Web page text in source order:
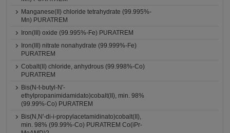
Manganese(II) chloride tetrahydrate (99.995%-
Mn) PURATREM
Iron(III) oxide (99.995%-Fe) PURATREM
Iron(III) nitrate nonahydrate (99.999%-Fe)
PURATREM
Cobalt(II) chloride, anhydrous (99.998%-Co)
PURATREM
Bis(N-t-butyl-N'-
ethylpropanimidamidato)cobalt(II), min. 98%
(99.99%-Co) PURATREM
Bis(N,N'-di-i-propylacetamidinato)cobalt(II),
min. 98% (99.99%-Co) PURATREM Co(iPr-